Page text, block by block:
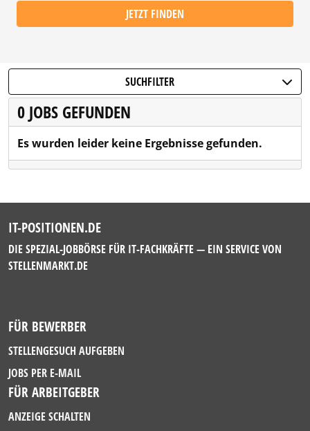
JETZT FINDEN
SUCHFILTER
0 JOBS GEFUNDEN
Es wurden leider keine Ergebnisse gefunden.
IT-POSITIONEN.DE
DIE SPEZIAL-JOBBÖRSE FÜR IT-FACHKRÄFTE — EIN SERVICE VON
STELLENMARKT.DE
FÜR BEWERBER
STELLENGESUCH AUFGEBEN
JOBS PER E-MAIL
FÜR ARBEITGEBER
ANZEIGE SCHALTEN